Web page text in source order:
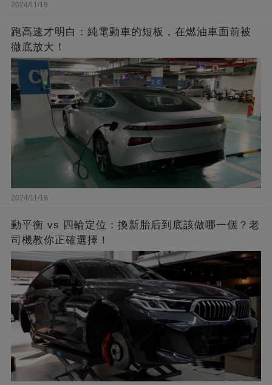
2024/11/18
跑高速才明白：純電動車的短板，在燃油車面前被
徹底放大！
2024/11/18
動平衡 vs 四輪定位：換新胎后到底該做哪一個？老
司機教你正確選擇！